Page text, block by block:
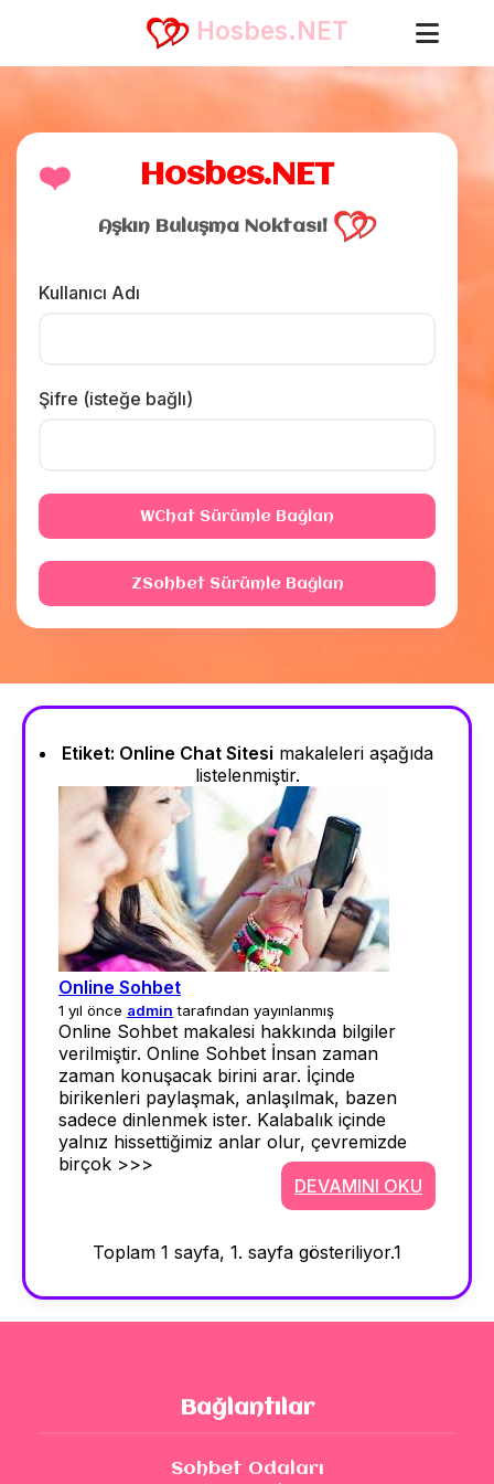
Hosbes.NET
❤️ Hosbes.NET
Aşkın Buluşma Noktası!
Kullanıcı Adı
Şifre (isteğe bağlı)
WChat Sürümle Bağlan
ZSohbet Sürümle Bağlan
Etiket: Online Chat Sitesi makaleleri aşağıda
listelenmiştir.
Online Sohbet
1 yıl önce admin tarafından yayınlanmış
Online Sohbet makalesi hakkında bilgiler
verilmiştir. Online Sohbet İnsan zaman
zaman konuşacak birini arar. İçinde
birikenleri paylaşmak, anlaşılmak, bazen
sadece dinlenmek ister. Kalabalık içinde
yalnız hissettiğimiz anlar olur, çevremizde
birçok >>>
DEVAMINI OKU
Toplam 1 sayfa, 1. sayfa gösteriliyor.1
Bağlantılar
Sohbet Odaları